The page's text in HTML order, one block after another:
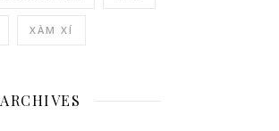
XÀM XÍ
ARCHIVES